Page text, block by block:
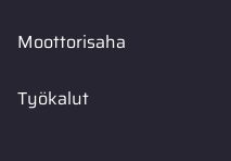
Moottorisaha
Työkalut